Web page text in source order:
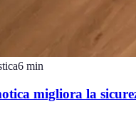
6 min
migliora la